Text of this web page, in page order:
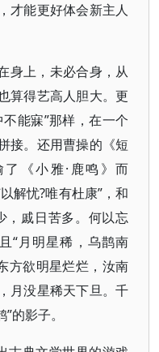
才能更好体会新主人
身上，未必合身，从
算得艺高人胆大。更
能寐”那样，在一个
接。还用曹操的《短
《小雅·鹿鸣》而
解忧?唯有杜康”，和
，戚日苦多。何以忘
“月明星稀，乌鹊南
方欲明星烂烂，汝南
月没星稀天下旦。千
的影子。